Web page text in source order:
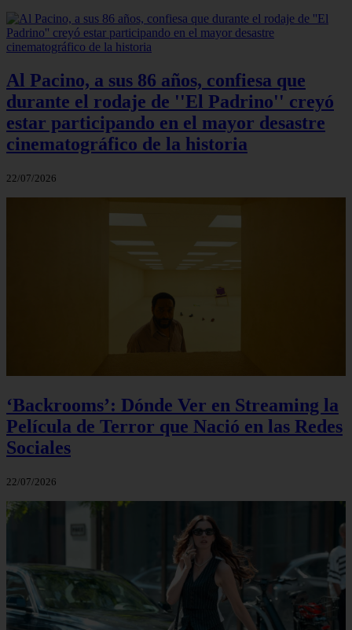
Al Pacino, a sus 86 años, confiesa que
durante el rodaje de ''El Padrino'' creyó
estar participando en el mayor desastre
cinematográfico de la historia
22/07/2026
‘Backrooms’: Dónde Ver en Streaming la
Película de Terror que Nació en las Redes
Sociales
22/07/2026